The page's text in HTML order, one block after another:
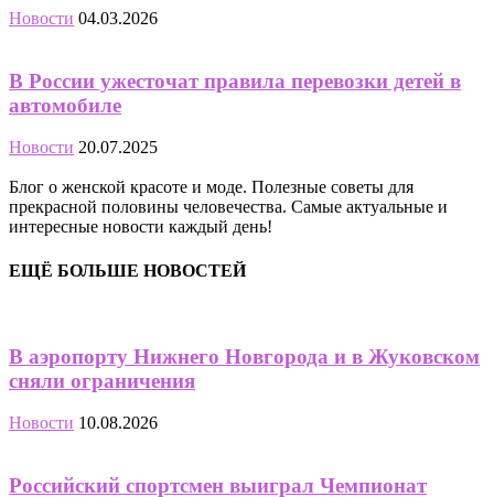
Новости 04.03.2026
В России ужесточат правила перевозки детей в
автомобиле
Новости 20.07.2025
Блог о женской красоте и моде. Полезные советы для
прекрасной половины человечества. Самые актуальные и
интересные новости каждый день!
ЕЩЁ БОЛЬШЕ НОВОСТЕЙ
В аэропорту Нижнего Новгорода и в Жуковском
сняли ограничения
Новости 10.08.2026
Российский спортсмен выиграл Чемпионат